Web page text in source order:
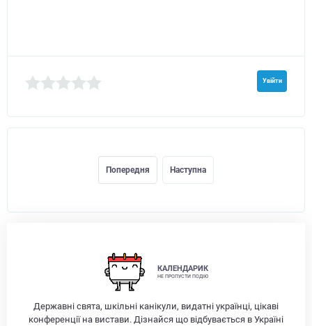
Увійти
Попередня Наступна
КАЛЕНДАРИК
НЕ ПРОПУСТИ ПОДІЮ
Державні свята, шкільні канікули, видатні українці, цікаві
конференції на вистави. Дізнайся що відбувається в Україні